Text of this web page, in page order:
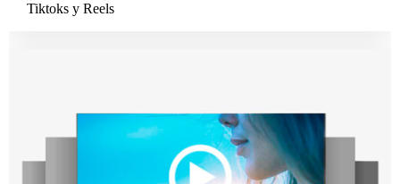
Tiktoks y Reels